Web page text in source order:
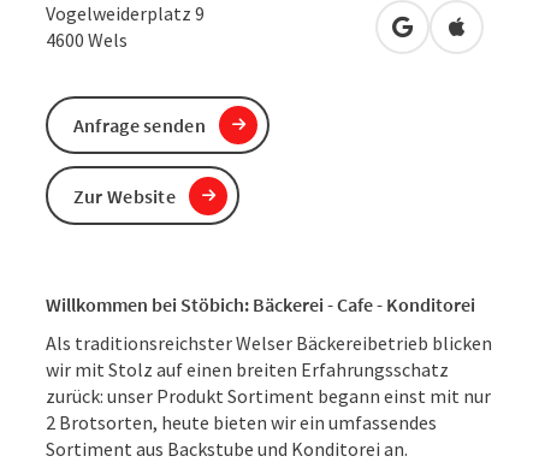
Vogelweiderplatz 9
4600 Wels in Googlein Apple
Willkommen bei Stöbich: Bäckerei - Cafe - Konditorei
Als traditionsreichster Welser Bäckereibetrieb blicken
wir mit Stolz auf einen breiten Erfahrungsschatz
zurück: unser Produkt Sortiment begann einst mit nur
2 Brotsorten, heute bieten wir ein umfassendes
Sortiment aus Backstube und Konditorei an.
Anfrage senden
Zur Website